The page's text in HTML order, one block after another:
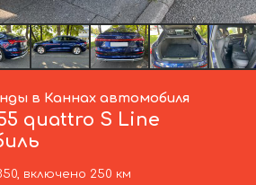
в Каннах автомобиля
quattro S Line
включено 250 км